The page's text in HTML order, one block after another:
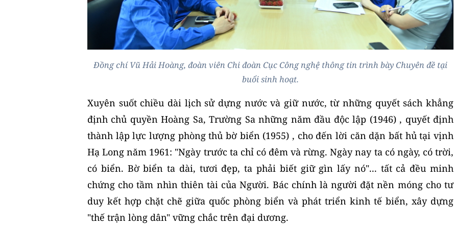
Đồng chí Vũ Hải Hoàng, đoàn viên Chi đoàn Cục Công nghệ thông tin trình bày Chuyên đề tại
buổi sinh hoạt.
Xuyên suốt chiều dài lịch sử dựng nước và giữ nước, từ những quyết sách khẳng
định chủ quyền Hoàng Sa, Trường Sa những năm đầu độc lập (1946) , quyết định
thành lập lực lượng phòng thủ bờ biển (1955) , cho đến lời căn dặn bất hủ tại vịnh
Hạ Long năm 1961: "Ngày trước ta chỉ có đêm và rừng. Ngày nay ta có ngày, có trời,
có biển. Bờ biển ta dài, tươi đẹp, ta phải biết giữ gìn lấy nó"... tất cả đều minh
chứng cho tầm nhìn thiên tài của Người. Bác chính là người đặt nền móng cho tư
duy kết hợp chặt chẽ giữa quốc phòng biển và phát triển kinh tế biển, xây dựng
"thế trận lòng dân" vững chắc trên đại dương.